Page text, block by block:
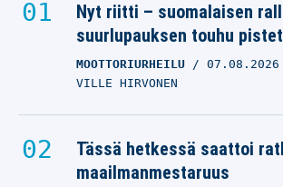
Nyt riitti – suomalaisen
suurlupauksen touhu
MOOTTORIURHEILU 07.08.2026
VILLE HIRVONEN
Tässä hetkessä saattoi
maailmanmestaruus